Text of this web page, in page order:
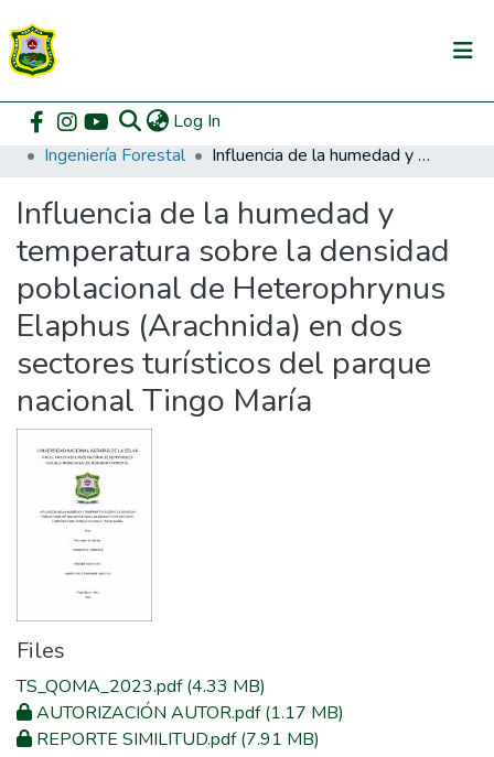
Log In
Communities & Collections
All of DSpace
DSpace Statistics
Home Pregrado
Ingeniería Forestal
Influencia de la humedad y temperatura sobre la densidad poblacional de Heterophrynus Elaphus (Arachnida) en dos sectores turísticos del parque nacional Tingo María
Influencia de la humedad y
temperatura sobre la densidad
poblacional de Heterophrynus
Elaphus (Arachnida) en dos
sectores turísticos del parque
nacional Tingo María
Files
TS_QOMA_2023.pdf(4.33 MB)
AUTORIZACIÓN AUTOR.pdf(1.17 MB)
REPORTE SIMILITUD.pdf(7.91 MB)